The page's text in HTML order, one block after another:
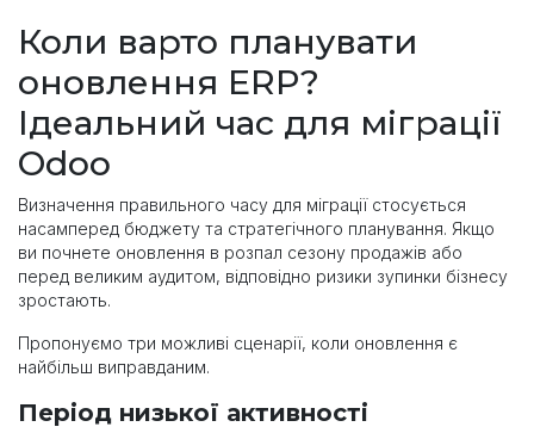
Коли варто планувати
оновлення ERP?
Ідеальний час для міграції
Odoo
Визначення правильного часу для міграції стосується
насамперед бюджету та стратегічного планування. Якщо
ви почнете оновлення в розпал сезону продажів або
перед великим аудитом, відповідно ризики зупинки бізнесу
зростають.
Пропонуємо три можливі сценарії, коли оновлення є
найбільш виправданим.
Період низької активності